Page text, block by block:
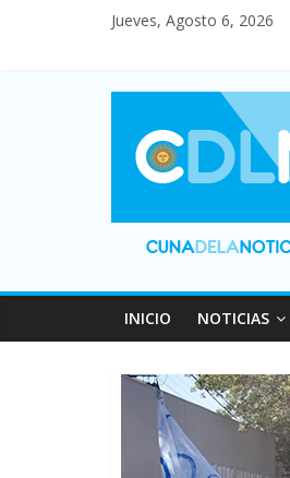
Jueves, Agosto 6, 2026
INICIO NOTICIAS